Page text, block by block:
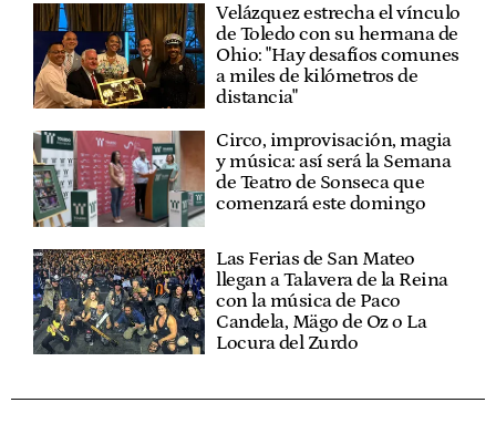
Velázquez estrecha el vínculo
de Toledo con su hermana de
Ohio: "Hay desafíos comunes
a miles de kilómetros de
distancia"
Circo, improvisación, magia
y música: así será la Semana
de Teatro de Sonseca que
comenzará este domingo
Las Ferias de San Mateo
llegan a Talavera de la Reina
con la música de Paco
Candela, Mägo de Oz o La
Locura del Zurdo